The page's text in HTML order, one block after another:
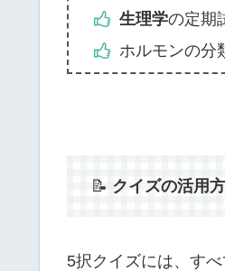
生理学の定期
ホルモンの分
📝 クイズの活用
5択クイズには、す